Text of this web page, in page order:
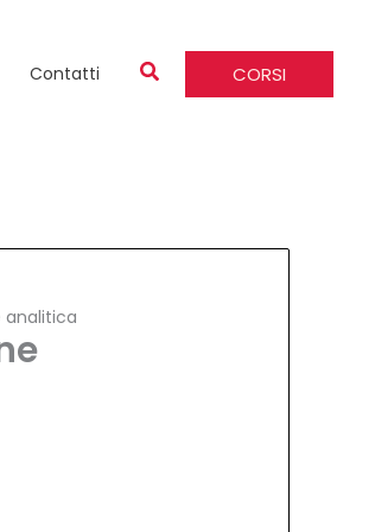
Contatti CORSI
analitica